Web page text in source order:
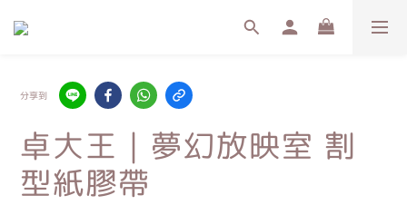
分享到
卓大王｜夢幻放映室 割
型紙膠帶